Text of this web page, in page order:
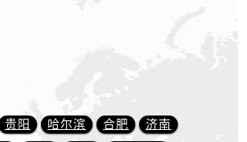
贵阳 哈尔滨 合肥
济南